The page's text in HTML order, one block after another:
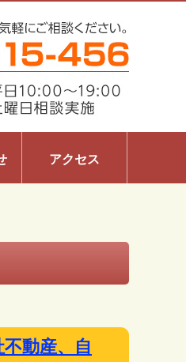
アクセス
動産、自